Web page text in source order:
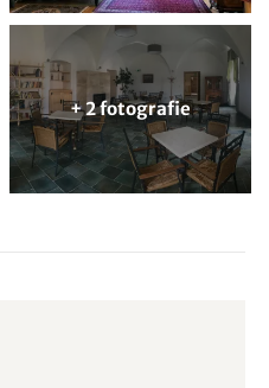
+ 2 fotografie